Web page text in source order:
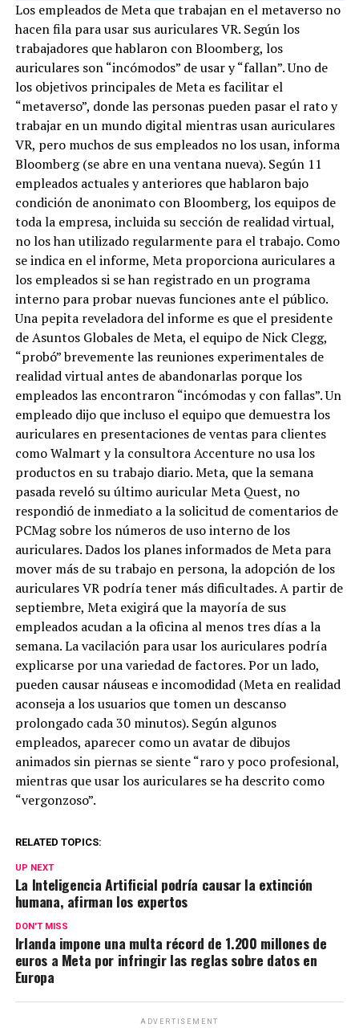
Los empleados de Meta que trabajan en el metaverso no
hacen fila para usar sus auriculares VR. Según los
trabajadores que hablaron con Bloomberg, los
auriculares son “incómodos” de usar y “fallan”. Uno de
los objetivos principales de Meta es facilitar el
“metaverso”, donde las personas pueden pasar el rato y
trabajar en un mundo digital mientras usan auriculares
VR, pero muchos de sus empleados no los usan, informa
Bloomberg (se abre en una ventana nueva). Según 11
empleados actuales y anteriores que hablaron bajo
condición de anonimato con Bloomberg, los equipos de
toda la empresa, incluida su sección de realidad virtual,
no los han utilizado regularmente para el trabajo. Como
se indica en el informe, Meta proporciona auriculares a
los empleados si se han registrado en un programa
interno para probar nuevas funciones ante el público.
Una pepita reveladora del informe es que el presidente
de Asuntos Globales de Meta, el equipo de Nick Clegg,
“probó” brevemente las reuniones experimentales de
realidad virtual antes de abandonarlas porque los
empleados las encontraron “incómodas y con fallas”. Un
empleado dijo que incluso el equipo que demuestra los
auriculares en presentaciones de ventas para clientes
como Walmart y la consultora Accenture no usa los
productos en su trabajo diario. Meta, que la semana
pasada reveló su último auricular Meta Quest, no
respondió de inmediato a la solicitud de comentarios de
PCMag sobre los números de uso interno de los
auriculares. Dados los planes informados de Meta para
mover más de su trabajo en persona, la adopción de los
auriculares VR podría tener más dificultades. A partir de
septiembre, Meta exigirá que la mayoría de sus
empleados acudan a la oficina al menos tres días a la
semana. La vacilación para usar los auriculares podría
explicarse por una variedad de factores. Por un lado,
pueden causar náuseas e incomodidad (Meta en realidad
aconseja a los usuarios que tomen un descanso
prolongado cada 30 minutos). Según algunos
empleados, aparecer como un avatar de dibujos
animados sin piernas se siente “raro y poco profesional,
mientras que usar los auriculares se ha descrito como
“vergonzoso”.
RELATED TOPICS:
UP NEXT
La Inteligencia Artificial podría causar la extinción
humana, afirman los expertos
DON'T MISS
Irlanda impone una multa récord de 1.200 millones de
euros a Meta por infringir las reglas sobre datos en
Europa
ADVERTISEMENT